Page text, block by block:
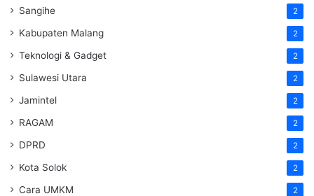
Sangihe 2
Kabupaten Malang 2
Teknologi & Gadget 2
Sulawesi Utara 2
Jamintel 2
RAGAM 2
DPRD 2
Kota Solok 2
Cara UMKM 2